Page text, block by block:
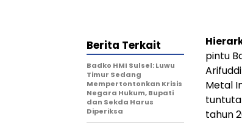
pintu
Metal
tahun
Berita Terkait
Badko HMI Sulsel: Luwu
Timur Sedang
Mempertontonkan Krisis
Negara Hukum, Bupati
dan Sekda Harus
Diperiksa